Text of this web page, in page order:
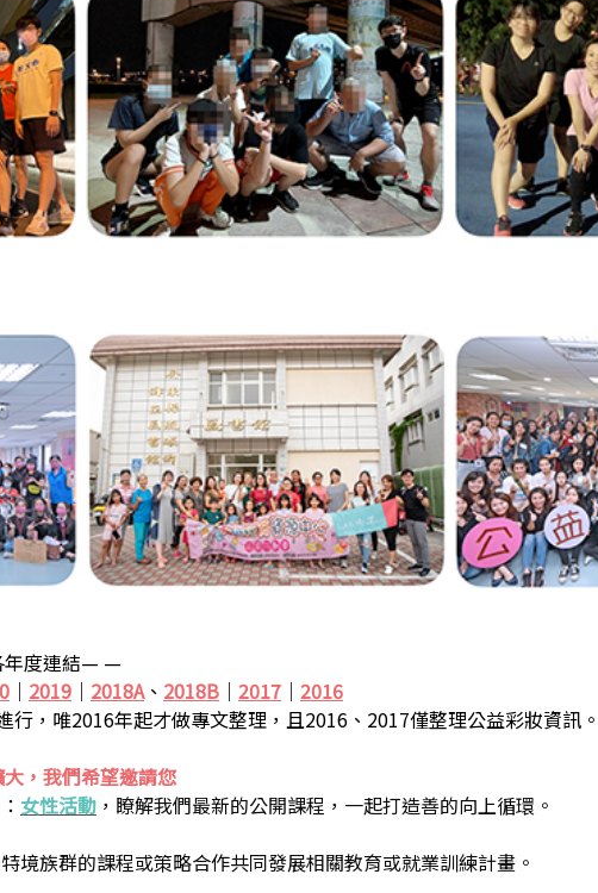
年度連結— —
｜ 2019 ｜ 2018A、 2018B ｜ 2017 ｜ 2016
行，唯2016年起才做專文整理，且2016、2017僅整理公益彩妝資訊。
，我們希望邀請您
女性活動 ，瞭解我們最新的公開課程，一起打造善的向上循環。
境族群的課程或策略合作共同發展相關教育或就業訓練計畫。